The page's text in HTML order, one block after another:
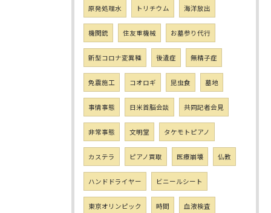
原発処理水 トリチウム 海洋放出
機関銃 住友重機械 お墓参り代行
新型コロナ変異種 後遺症 無精子症
免震施工 コオロギ 昆虫食 墓地
事情事態 日米首脳会談 共同記者会見
非常事態 文明堂 タケモトピアノ
カステラ ピアノ買取 医療崩壊 仏教
ハンドドライヤー ビニールシート
東京オリンピック 時間 血液検査